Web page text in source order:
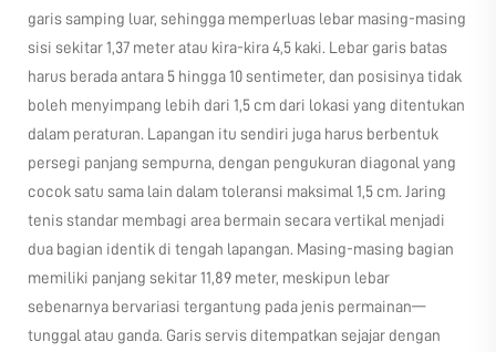
garis samping luar, sehingga memperluas lebar masing-masing
sisi sekitar 1,37 meter atau kira-kira 4,5 kaki. Lebar garis batas
harus berada antara 5 hingga 10 sentimeter, dan posisinya tidak
boleh menyimpang lebih dari 1,5 cm dari lokasi yang ditentukan
dalam peraturan. Lapangan itu sendiri juga harus berbentuk
persegi panjang sempurna, dengan pengukuran diagonal yang
cocok satu sama lain dalam toleransi maksimal 1,5 cm. Jaring
tenis standar membagi area bermain secara vertikal menjadi
dua bagian identik di tengah lapangan. Masing-masing bagian
memiliki panjang sekitar 11,89 meter, meskipun lebar
sebenarnya bervariasi tergantung pada jenis permainan—
tunggal atau ganda. Garis servis ditempatkan sejajar dengan